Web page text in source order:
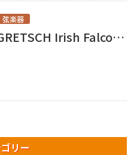
弦楽器
GRETSCH Irish Falcon G6136i買取いたしました！
リー